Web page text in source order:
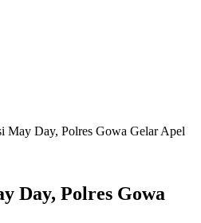
May Day, Polres Gowa Gelar Apel
Day, Polres Gowa